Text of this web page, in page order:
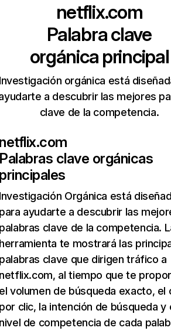
netflix.com
Palabra clave
orgánica principal
Investigación orgánica está
a descubrir las mejores
clave de la competencia.
netflix.com
Palabras clave orgánicas
principales
Investigación Orgánica está
para ayudarte a descubrir las
palabras clave de la competencia.
herramienta te mostrará las
palabras clave que dirigen tráfico a
netflix.com, al tiempo que te
el volumen de búsqueda exacto, el
por clic, la intención de búsqueda y
nivel de competencia de cada